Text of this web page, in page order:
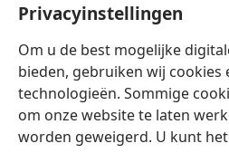
Privacyinstellingen
Om u de best mogelijke
bieden, gebruiken wij cookies
technologieën. Sommige
om onze website te laten
worden geweigerd. U kunt
Nederlands
Copyright © 2026 Watch Tower Bible
Gebruiksvoorwaarden